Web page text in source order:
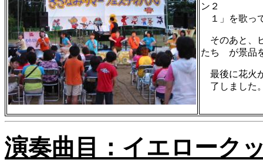
ン２
１」を歌っ
そのあと、
たち が景品
最後に花火
了しまし
演奏曲目：イエローク